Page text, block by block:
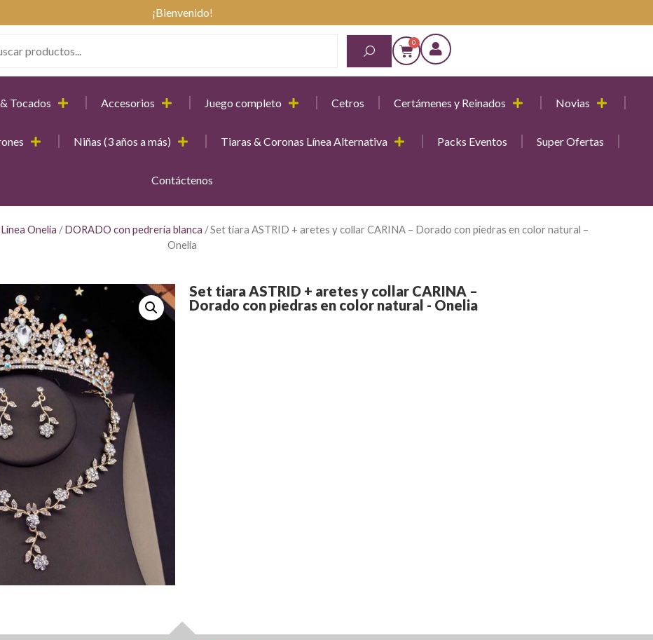
¡Bienvenido!
Tocados Accesorios Juego completo Cetros Certámenes y Reinados Novias
Niñas (3 años a más) Tiaras & Coronas Línea Alternativa Packs Eventos Super Ofertas
Contáctenos
Onelia /DORADO con pedrería blanca / Set tiara ASTRID + aretes y collar CARINA – Dorado con piedras en color natural –
Onelia
Set tiara ASTRID + aretes y collar CARINA –
Dorado con piedras en color natural - Onelia